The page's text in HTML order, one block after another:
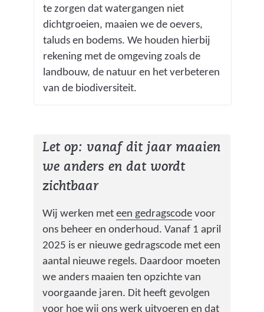
te zorgen dat watergangen niet
dichtgroeien, maaien we de oevers,
taluds en bodems. We houden hierbij
rekening met de omgeving zoals de
landbouw, de natuur en het verbeteren
van de biodiversiteit.
Let op: vanaf dit jaar maaien
we anders en dat wordt
zichtbaar
Wij werken met een gedragscodevoor
ons beheer en onderhoud. Vanaf 1 april
2025 is er nieuwe gedragscode met een
aantal nieuwe regels. Daardoor moeten
we anders maaien ten opzichte van
voorgaande jaren. Dit heeft gevolgen
voor hoe wij ons werk uitvoeren en dat